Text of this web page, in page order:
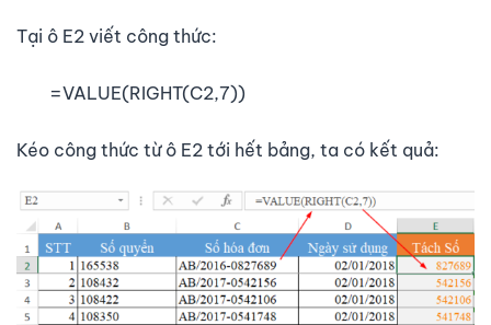
Tại ô E2 viết công thức:
=VALUE(RIGHT(C2,7))
Kéo công thức từ ô E2 tới hết bảng, ta có kết quả: